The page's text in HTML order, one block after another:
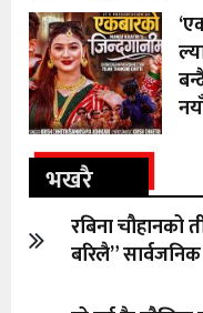
भखरै
रबिना
बरिलै” सार्वजनिक